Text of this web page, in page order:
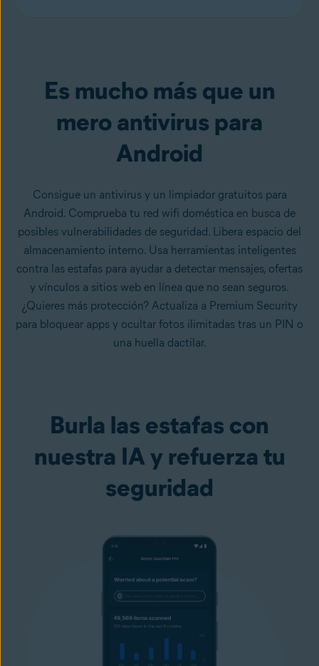
Es mucho más que un
mero antivirus para
Android
Consigue un antivirus y un limpiador gratuitos para
Android. Comprueba tu red wifi doméstica en busca de
posibles vulnerabilidades de seguridad. Libera espacio del
almacenamiento interno. Usa herramientas inteligentes
contra las estafas para ayudar a detectar mensajes, ofertas
y vínculos a sitios web en línea que no sean seguros.
¿Quieres más protección? Actualiza a Premium Security
para bloquear apps y ocultar fotos ilimitadas tras un PIN o
una huella dactilar.
Burla las estafas con
nuestra IA y refuerza tu
seguridad